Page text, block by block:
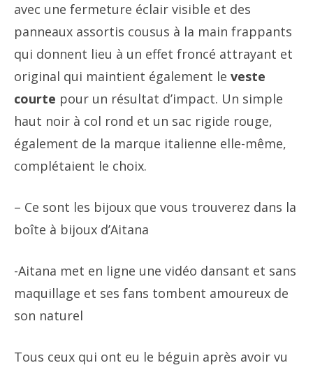
avec une fermeture éclair visible et des
panneaux assortis cousus à la main frappants
qui donnent lieu à un effet froncé attrayant et
original qui maintient également le veste
courte pour un résultat d’impact. Un simple
haut noir à col rond et un sac rigide rouge,
également de la marque italienne elle-même,
complétaient le choix.
– Ce sont les bijoux que vous trouverez dans la
boîte à bijoux d’Aitana
-Aitana met en ligne une vidéo dansant et sans
maquillage et ses fans tombent amoureux de
son naturel
Tous ceux qui ont eu le béguin après avoir vu